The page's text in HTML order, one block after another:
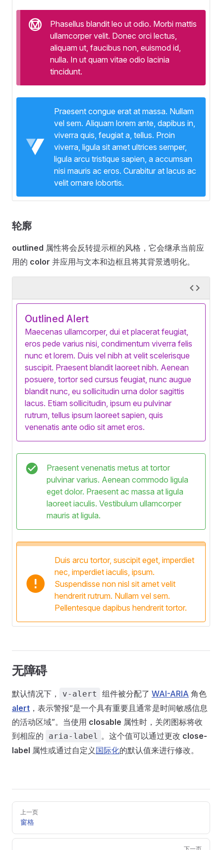
Phasellus blandit leo ut odio. Morbi mattis
ullamcorper velit. Donec orci lectus,
aliquam ut, faucibus non, euismod id,
nulla. In ut quam vitae odio lacinia
tincidunt.
Praesent congue erat at massa. Nullam
vel sem. Aliquam lorem ante, dapibus in,
viverra quis, feugiat a, tellus. Proin
viverra, ligula sit amet ultrices semper,
ligula arcu tristique sapien, a accumsan
nisi mauris ac eros. Curabitur at lacus ac
velit ornare lobortis.
轮廓
outlined 属性将会反转提示框的风格，它会继承当前应
用的 color 并应用与文本和边框且将其背景透明化。
Outlined Alert
Maecenas ullamcorper, dui et placerat feugiat,
eros pede varius nisi, condimentum viverra felis
nunc et lorem. Duis vel nibh at velit scelerisque
suscipit. Praesent blandit laoreet nibh. Aenean
posuere, tortor sed cursus feugiat, nunc augue
blandit nunc, eu sollicitudin urna dolor sagittis
lacus. Etiam sollicitudin, ipsum eu pulvinar
rutrum, tellus ipsum laoreet sapien, quis
venenatis ante odio sit amet eros.
Praesent venenatis metus at tortor
pulvinar varius. Aenean commodo ligula
eget dolor. Praesent ac massa at ligula
laoreet iaculis. Vestibulum ullamcorper
mauris at ligula.
Duis arcu tortor, suscipit eget, imperdiet
nec, imperdiet iaculis, ipsum.
Suspendisse non nisl sit amet velit
hendrerit rutrum. Nullam vel sem.
Pellentesque dapibus hendrerit tortor.
无障碍
默认情况下， v-alert 组件被分配了 WAI-ARIA 角色
alert ，表示警报“是一个具有重要且通常是时间敏感信息
的活动区域”。当使用 closable 属性时，关闭图标将收
到相应的
aria-label 。这个值可以通过更改 close-
label 属性或通过自定义 国际化的默认值来进行修改。
Pager
上一页
窗格